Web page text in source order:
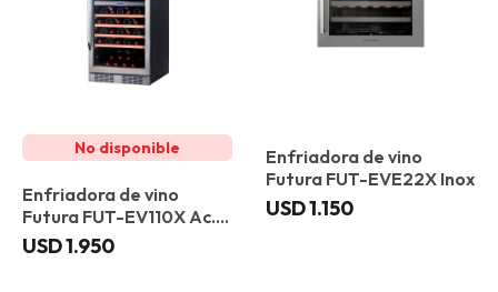
Enfriadora de vino
Futura FUT-EV110X Ac.
Inox
USD1.950
Enfriadora de vino
Futura FUT-EVE22X Inox
USD1.150